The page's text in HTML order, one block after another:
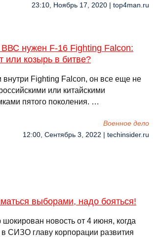
23:10, Ноябрь 17, 2020 | top4man.ru
нужен F-16 Fighting Falcon:
или козырь в битве?
Fighting Falcon, он все еще не
или китайскими
пятого поколения. …
Военное дело
12:00, Сентябрь 3, 2022 | techinsider.ru
выборами, надо бояться!
новость от 4 июня, когда
в СИЗО главу корпорации развития